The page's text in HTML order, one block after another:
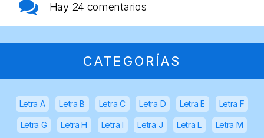
Hay 24 comentarios
CATEGORÍAS
Letra A Letra B Letra C Letra D Letra E Letra F
Letra G Letra H Letra I Letra J Letra L Letra M